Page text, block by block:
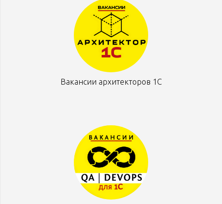
Вакансии архитекторов 1С